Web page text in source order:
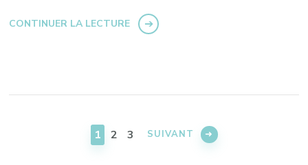
CONTINUER LA LECTURE
PAGE
1 PAGE
2 PAGE
3 SUIVANT